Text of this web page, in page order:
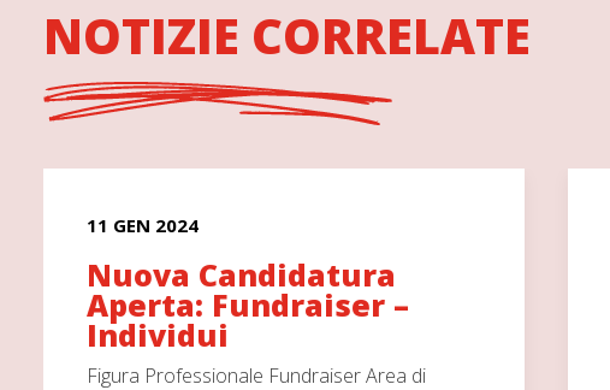
NOTIZIE CORRELATE
11 GEN 2024
Nuova Candidatura
Aperta: Fundraiser –
Individui
Figura Professionale Fundraiser Area di